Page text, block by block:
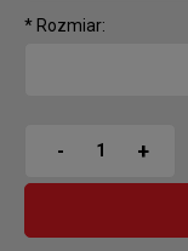
* Rozmiar:
- +